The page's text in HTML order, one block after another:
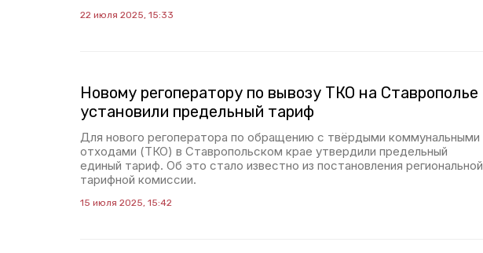
22 июля 2025, 15:33
Новому регоператору по вывозу ТКО на Ставрополье
установили предельный тариф
Для нового регоператора по обращению с твёрдыми коммунальными
отходами (ТКО) в Ставропольском крае утвердили предельный
единый тариф. Об это стало известно из постановления региональной
тарифной комиссии.
15 июля 2025, 15:42